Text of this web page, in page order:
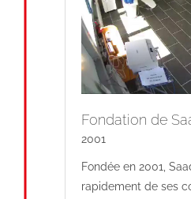
Fondation de
2001
Fondée en 2001,
rapidement de ses